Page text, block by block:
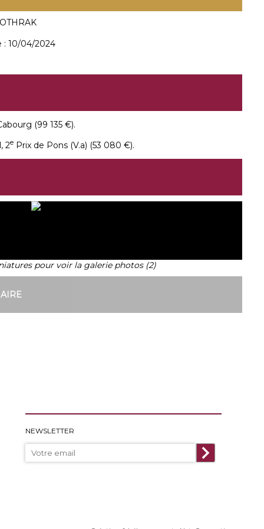
: 10/04/2024
(99 135 €).
2ePrix de Pons (V.a) (53 080 €).
pour voir la galerie photos (2)
NEWSLETTER